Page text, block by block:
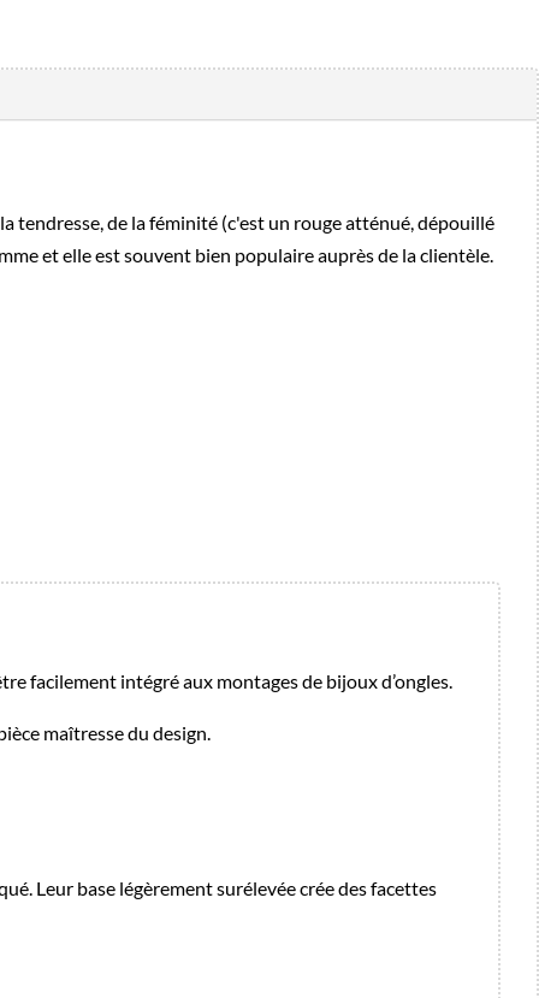
tendresse, de la féminité (c'est un rouge atténué, dépouillé
et elle est souvent bien populaire auprès de la clientèle.
facilement intégré aux montages de bijoux d’ongles.
maîtresse du design.
Leur base légèrement surélevée crée des facettes